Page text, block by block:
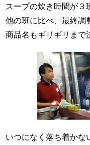
スープの炊き時間が３
他の班に比べ、最終調
商品名もギリギリまで
いつになく落ち着かな